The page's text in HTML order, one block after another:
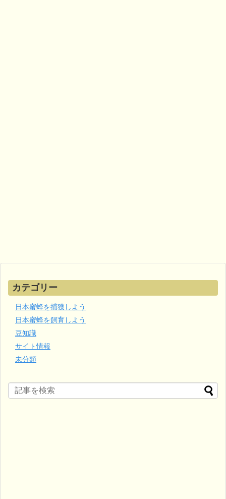
カテゴリー
日本蜜蜂を捕獲しよう
日本蜜蜂を飼育しよう
豆知識
サイト情報
未分類